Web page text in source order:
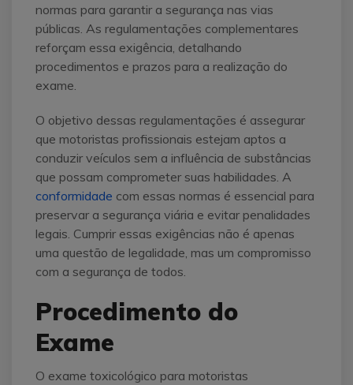
normas para garantir a segurança nas vias
públicas. As regulamentações complementares
reforçam essa exigência, detalhando
procedimentos e prazos para a realização do
exame.
O objetivo dessas regulamentações é assegurar
que motoristas profissionais estejam aptos a
conduzir veículos sem a influência de substâncias
que possam comprometer suas habilidades. A
conformidade com essas normas é essencial para
preservar a segurança viária e evitar penalidades
legais. Cumprir essas exigências não é apenas
uma questão de legalidade, mas um compromisso
com a segurança de todos.
Procedimento do
Exame
O exame toxicológico para motoristas